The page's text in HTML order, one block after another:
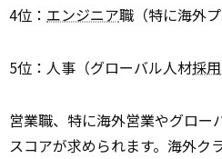
4位： エンジニア職（特に海外プ
5位：人事（グローバル人材採用
営業職、特に海外営業やグロー
スコアが求められます。海外ク